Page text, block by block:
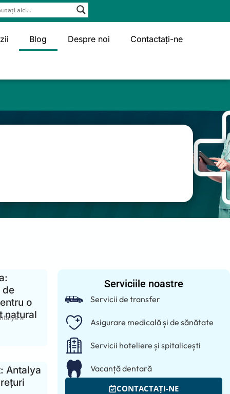
Blog Despre noi Contactați-ne
de
o
natural
a
Antalya
Serviciile noastre
Servicii de transfer
Asigurare medicală și de sănătate
Servicii hoteliere și spitalicești
Vacanță dentară
CONTACTAȚI-NE